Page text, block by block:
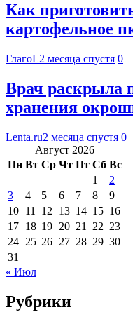
Как
картофельное
ГлагоL2 месяца спустя 0
Врач раскрыла
хранения
Lenta.ru2 месяца спустя 0
Август 2026
Пн Вт Ср Чт Пт Сб Вс
1
2
3
4 5 6 7 8
9
10 11 12 13 14 15 16
17 18 19 20 21 22 23
24 25 26 27 28 29 30
31
« Июл
Рубрики